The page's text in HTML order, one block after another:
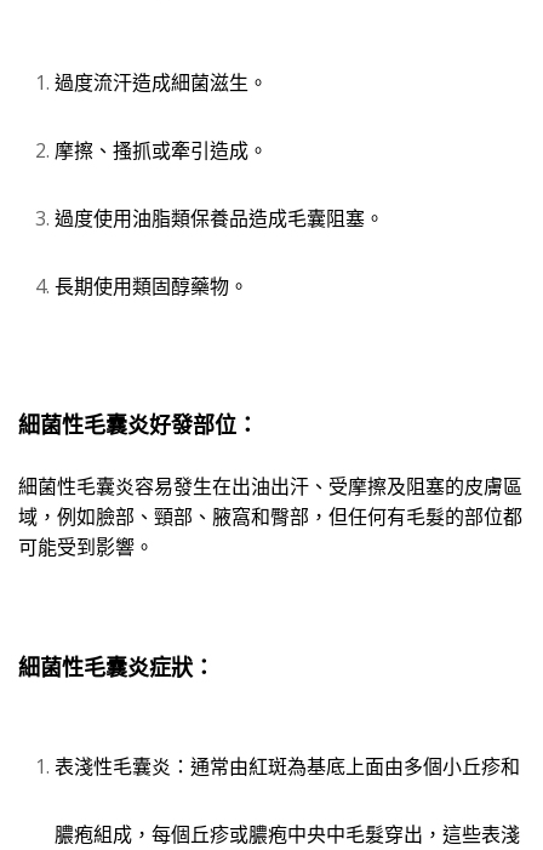
過度流汗造成細菌滋生。
摩擦、搔抓或牽引造成。
過度使用油脂類保養品造成毛囊阻塞。
長期使用類固醇藥物。
細菌性毛囊炎好發部位：
細菌性毛囊炎容易發生在出油出汗、受摩擦及阻塞的皮膚區
域，例如臉部、頸部、腋窩和臀部，但任何有毛髮的部位都
可能受到影響。
細菌性毛囊炎症狀：
表淺性毛囊炎：通常由紅斑為基底上面由多個小丘疹和
膿疱組成，每個丘疹或膿疱中央中毛髮穿出，這些表淺